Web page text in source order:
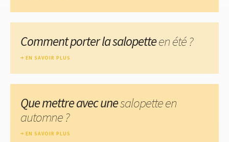
Comment porter la salopetteen été ?
EN SAVOIR PLUS
Que mettre avec unesalopette en
automne ?
EN SAVOIR PLUS